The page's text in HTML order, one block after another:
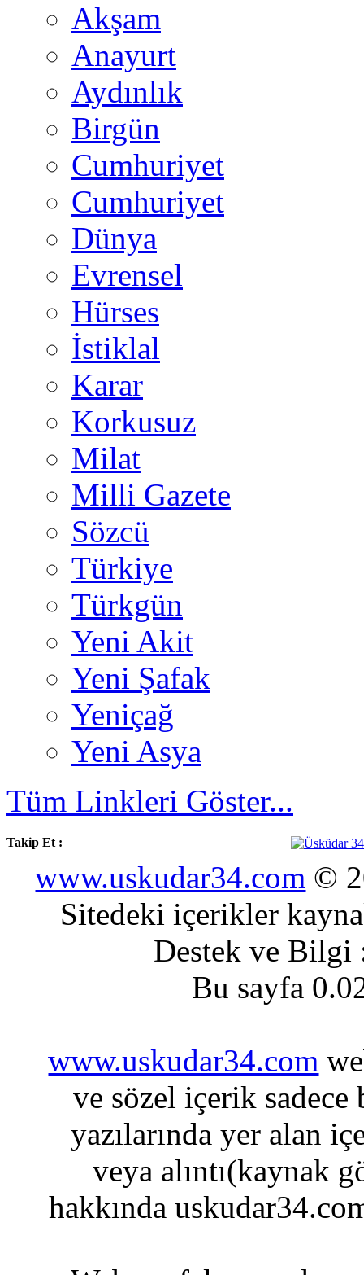
Akşam
Anayurt
Aydınlık
Birgün
Cumhuriyet
Cumhuriyet
Dünya
Evrensel
Hürses
İstiklal
Karar
Korkusuz
Milat
Milli Gazete
Sözcü
Türkiye
Türkgün
Yeni Akit
Yeni Şafak
Yeniçağ
Yeni Asya
Tüm Linkleri Göster...
Takip Et :
www.uskudar34.com ©
Sitedeki içerikler
Destek ve
Bu sayfa
www.uskudar34.com
ve sözel içerik sadece
yazılarında yer alan
veya alıntı(kaynak
hakkında